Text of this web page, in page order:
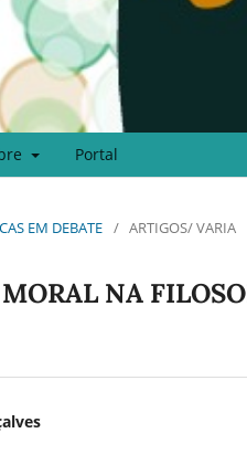
Portal
EM DEBATE / ARTIGOS/ VARIA
NA